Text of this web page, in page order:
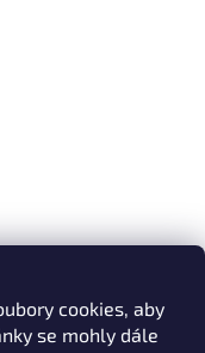
cookies, aby
se mohly dále